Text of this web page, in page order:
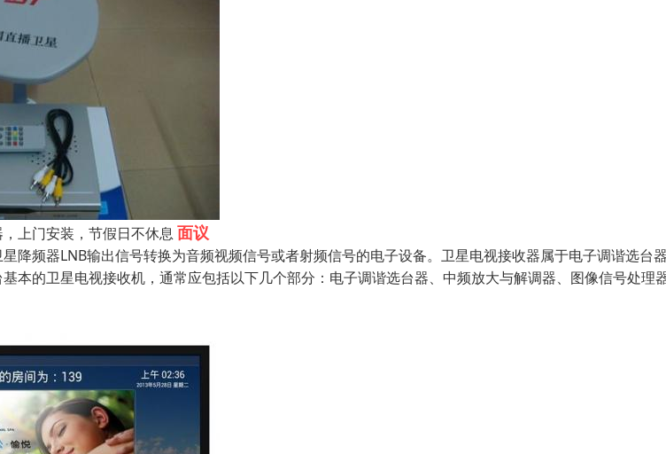
上门安装，节假日不休息 面议
降频器LNB输出信号转换为音频视频信号或者射频信号的电子设备。卫星电视接收器属于电子调谐选台
本的卫星电视接收机，通常应包括以下几个部分：电子调谐选台器、中频放大与解调器、图像信号处理